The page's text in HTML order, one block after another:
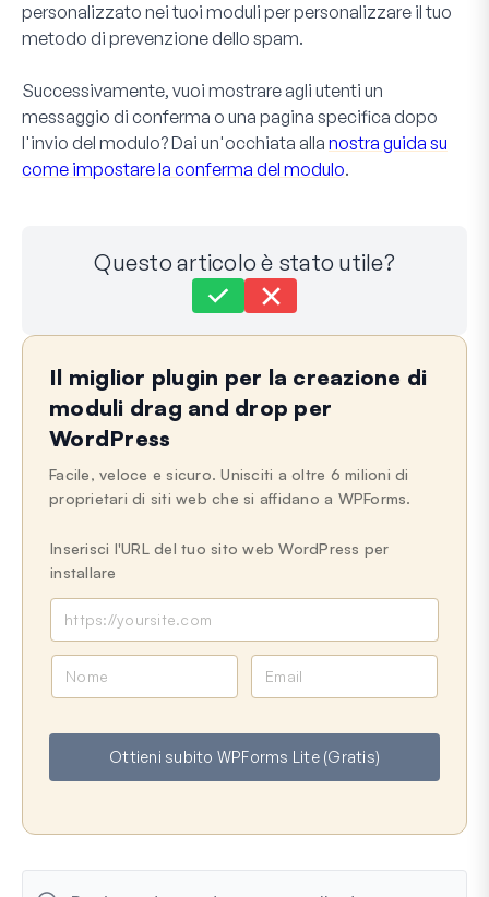
personalizzato nei tuoi moduli per personalizzare il tuo
metodo di prevenzione dello spam.
Successivamente, vuoi mostrare agli utenti un
messaggio di conferma o una pagina specifica dopo
l'invio del modulo? Dai un'occhiata alla nostra guida su
come impostare la conferma del modulo.
Questo articolo è stato utile?
Ancora bloccato?
Ultimo aggiornamento il 21 maggio 2024
Il miglior plugin per la creazione di
moduli drag and drop per
WordPress
Facile, veloce e sicuro. Unisciti a oltre 6 milioni di
proprietari di siti web che si affidano a WPForms.
Inserisci l'URL del tuo sito web WordPress per
installare
e
i
l
Ottieni subito WPForms Lite (Gratis)